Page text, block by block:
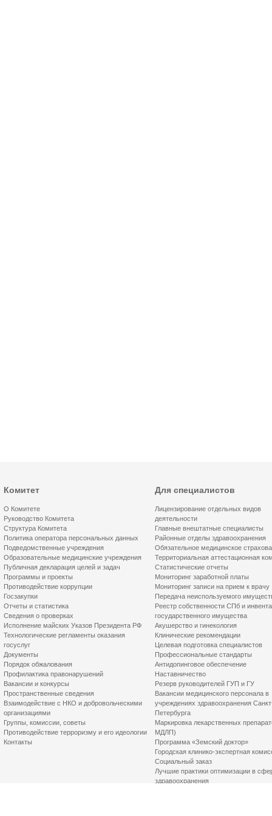
Комитет
О Комитете
Руководство Комитета
Структура Комитета
Политика оператора персональных данных
Подведомственные учреждения
Образовательные медицинские учреждения
Публичная декларация целей и задач
Программы и проекты
Противодействие коррупции
Госзакупки
Отчеты и статистика
Сведения о проверках
Исполнение майских Указов Президента РФ
Технологические регламенты оказания
госуслуг
Документы
Порядок обжалования
Профилактика правонарушений
Вакансии и конкурсы
Пространственные сведения
Взаимодействие с НКО и добровольческими
организациями
Группы, комиссии, советы
Противодействие терроризму и его идеологии
Контакты
Для специалистов
Лицензирование отдельных видов
деятельности
Главные внештатные специалисты
Районные отделы здравоохранения
Обязательное медицинское
Территориальная аттестационная
Статистические отчеты
Мониторинг заработной платы
Мониторинг записи на прием к врачу
Передача неиспользуемого
Реестр собственности СПб и
государственного имущества
Акушерство и гинекология
Клинические рекомендации
Целевая подготовка специалистов
Профессиональные стандарты
Антидопинговое обеспечение
Наставничество
Резерв руководителей ГУП и ГУ
Вакансии медицинского персонала в
учреждениях здравоохранения
Петербурга
Маркировка лекарственных
МДЛП)
Программа «Земский доктор»
Городская клинико-экспертная
Социальный заказ
Лучшие практики оптимизации в
здравоохранения